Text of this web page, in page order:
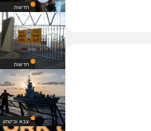
חדשות
חדשות